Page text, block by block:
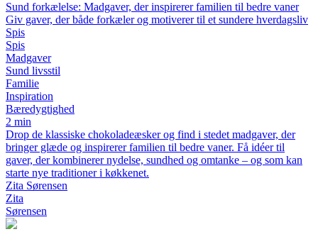
Sund forkælelse: Madgaver, der inspirerer familien til bedre vaner
Giv gaver, der både forkæler og motiverer til et sundere hverdagsliv
Spis
Spis
Madgaver
Sund livsstil
Familie
Inspiration
Bæredygtighed
2 min
Drop de klassiske chokoladeæsker og find i stedet madgaver, der
bringer glæde og inspirerer familien til bedre vaner. Få idéer til
gaver, der kombinerer nydelse, sundhed og omtanke – og som kan
starte nye traditioner i køkkenet.
Zita Sørensen
Zita
Sørensen